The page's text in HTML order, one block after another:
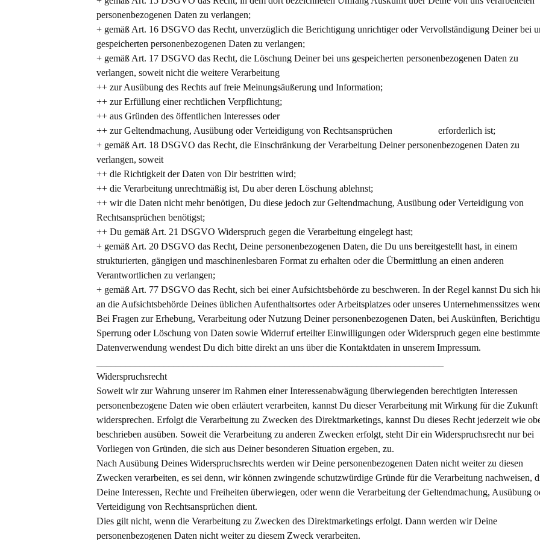
personenbezogenen Daten zu verlangen;
+ gemäß Art. 16 DSGVO das Recht, unverzüglich die Berichtigung unrichtiger oder Vervollständigung Deiner bei
gespeicherten personenbezogenen Daten zu verlangen;
+ gemäß Art. 17 DSGVO das Recht, die Löschung Deiner bei uns gespeicherten personenbezogenen Daten zu
verlangen, soweit nicht die weitere Verarbeitung
++ zur Ausübung des Rechts auf freie Meinungsäußerung und Information;
++ zur Erfüllung einer rechtlichen Verpflichtung;
++ aus Gründen des öffentlichen Interesses oder
++ zur Geltendmachung, Ausübung oder Verteidigung von Rechtsansprüchen erforderlich ist;
+ gemäß Art. 18 DSGVO das Recht, die Einschränkung der Verarbeitung Deiner personenbezogenen Daten zu
verlangen, soweit
++ die Richtigkeit der Daten von Dir bestritten wird;
++ die Verarbeitung unrechtmäßig ist, Du aber deren Löschung ablehnst;
++ wir die Daten nicht mehr benötigen, Du diese jedoch zur Geltendmachung, Ausübung oder Verteidigung von
Rechtsansprüchen benötigst;
++ Du gemäß Art. 21 DSGVO Widerspruch gegen die Verarbeitung eingelegt hast;
+ gemäß Art. 20 DSGVO das Recht, Deine personenbezogenen Daten, die Du uns bereitgestellt hast, in einem
strukturierten, gängigen und maschinenlesbaren Format zu erhalten oder die Übermittlung an einen anderen
Verantwortlichen zu verlangen;
+ gemäß Art. 77 DSGVO das Recht, sich bei einer Aufsichtsbehörde zu beschweren. In der Regel kannst Du sich
an die Aufsichtsbehörde Deines üblichen Aufenthaltsortes oder Arbeitsplatzes oder unseres Unternehmenssitzes
Bei Fragen zur Erhebung, Verarbeitung oder Nutzung Deiner personenbezogenen Daten, bei Auskünften,
Sperrung oder Löschung von Daten sowie Widerruf erteilter Einwilligungen oder Widerspruch gegen eine bestimmte
Datenverwendung wendest Du dich bitte direkt an uns über die Kontaktdaten in unserem Impressum.
Widerspruchsrecht
Soweit wir zur Wahrung unserer im Rahmen einer Interessenabwägung überwiegenden berechtigten Interessen
personenbezogene Daten wie oben erläutert verarbeiten, kannst Du dieser Verarbeitung mit Wirkung für die Zukunft
widersprechen. Erfolgt die Verarbeitung zu Zwecken des Direktmarketings, kannst Du dieses Recht jederzeit wie
beschrieben ausüben. Soweit die Verarbeitung zu anderen Zwecken erfolgt, steht Dir ein Widerspruchsrecht nur bei
Vorliegen von Gründen, die sich aus Deiner besonderen Situation ergeben, zu.
Nach Ausübung Deines Widerspruchsrechts werden wir Deine personenbezogenen Daten nicht weiter zu diesen
Zwecken verarbeiten, es sei denn, wir können zwingende schutzwürdige Gründe für die Verarbeitung nachweisen,
Deine Interessen, Rechte und Freiheiten überwiegen, oder wenn die Verarbeitung der Geltendmachung, Ausübung
Verteidigung von Rechtsansprüchen dient.
Dies gilt nicht, wenn die Verarbeitung zu Zwecken des Direktmarketings erfolgt. Dann werden wir Deine
personenbezogenen Daten nicht weiter zu diesem Zweck verarbeiten.